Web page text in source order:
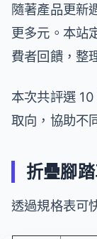
隨著產品更新
更多元。本站
費者回饋，整
本次共評選
取向，協助不
折疊腳
透過規格表可